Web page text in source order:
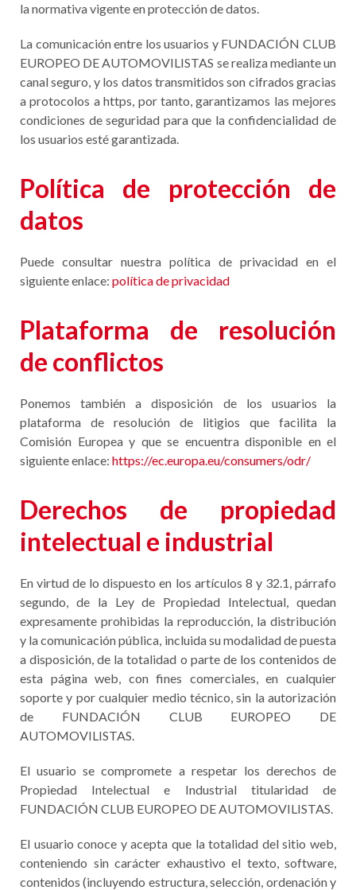
la normativa vigente en protección de datos.
La comunicación entre los usuarios y FUNDACIÓN CLUB
EUROPEO DE AUTOMOVILISTAS se realiza mediante un
canal seguro, y los datos transmitidos son cifrados gracias
a protocolos a https, por tanto, garantizamos las mejores
condiciones de seguridad para que la confidencialidad de
los usuarios esté garantizada.
Política de protección de
datos
Puede consultar nuestra política de privacidad en el
siguiente enlace: política de privacidad
Plataforma de resolución
de conflictos
Ponemos también a disposición de los usuarios la
plataforma de resolución de litigios que facilita la
Comisión Europea y que se encuentra disponible en el
siguiente enlace: https://ec.europa.eu/consumers/odr/
Derechos de propiedad
intelectual e industrial
En virtud de lo dispuesto en los artículos 8 y 32.1, párrafo
segundo, de la Ley de Propiedad Intelectual, quedan
expresamente prohibidas la reproducción, la distribución
y la comunicación pública, incluida su modalidad de puesta
a disposición, de la totalidad o parte de los contenidos de
esta página web, con fines comerciales, en cualquier
soporte y por cualquier medio técnico, sin la autorización
de FUNDACIÓN CLUB EUROPEO DE
AUTOMOVILISTAS.
El usuario se compromete a respetar los derechos de
Propiedad Intelectual e Industrial titularidad de
FUNDACIÓN CLUB EUROPEO DE AUTOMOVILISTAS.
El usuario conoce y acepta que la totalidad del sitio web,
conteniendo sin carácter exhaustivo el texto, software,
contenidos (incluyendo estructura, selección, ordenación y